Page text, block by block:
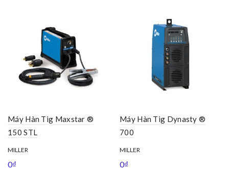
Máy Hàn Tig Maxstar ®
150 STL
MILLER
0₫
Máy Hàn Tig Dynasty ®
700
MILLER
0₫